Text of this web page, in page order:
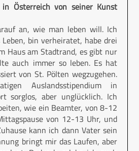
Österreich von seiner Kunst
an, wie man leben will. Ich
bin verheiratet, habe drei
Haus am Stadtrand, es gibt nur
auch immer so leben. Es hat
von St. Pölten wegzugehen.
Auslandsstipendium in
sorglos, aber unglücklich. Ich
wie ein Beamter, von 8-12
von 12-13 Uhr, und
kann ich dann Vater sein
bringt mir das Laufen, aber